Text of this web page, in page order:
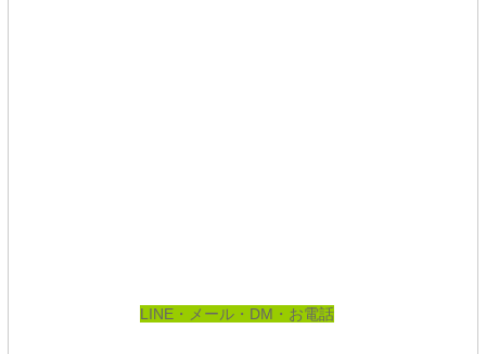
LINE・メール・DM・お電話